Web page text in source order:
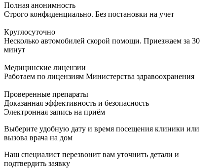
Полная анонимность
Строго конфиденциально. Без постановки на учет
Круглосуточно
Несколько автомобилей скорой помощи. Приезжаем за 30
минут
Медицинские лицензии
Работаем по лицензиям Министерства здравоохранения
Проверенные препараты
Доказанная эффективность и безопасность
Электронная запись на приём
Выберите удобную дату и время посещения клиники или
вызова врача на дом
Наш специалист перезвонит вам уточнить детали и
подтвердить заявку